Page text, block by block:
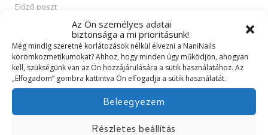
Az Ön személyes adatai
biztonsága a mi prioritásunk!
Még mindig szeretné korlátozások nélkül élvezni a NaniNails
körömkozmetikumokat? Ahhoz, hogy minden úgy működjön, ahogyan
kell, szükségünk van az Ön hozzájárulására a sütik használatához. Az
„Elfogadom” gombra kattintva Ön elfogadja a sütik használatát.
Beleegyezem
Részletes beállítás
Post
navigation
Előző poszt